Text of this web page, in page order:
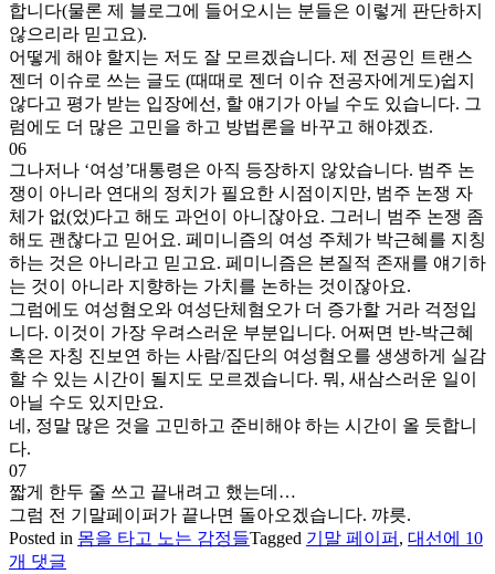
합니다(물론 제 블로그에 들어오시는 분들은 이렇게 판단하지
않으리라 믿고요).
어떻게 해야 할지는 저도 잘 모르겠습니다. 제 전공인 트랜스
젠더 이슈로 쓰는 글도 (때때로 젠더 이슈 전공자에게도)쉽지
않다고 평가 받는 입장에선, 할 얘기가 아닐 수도 있습니다. 그
럼에도 더 많은 고민을 하고 방법론을 바꾸고 해야겠죠.
06
그나저나 ‘여성’대통령은 아직 등장하지 않았습니다. 범주 논
쟁이 아니라 연대의 정치가 필요한 시점이지만, 범주 논쟁 자
체가 없(었)다고 해도 과언이 아니잖아요. 그러니 범주 논쟁 좀
해도 괜찮다고 믿어요. 페미니즘의 여성 주체가 박근혜를 지칭
하는 것은 아니라고 믿고요. 페미니즘은 본질적 존재를 얘기하
는 것이 아니라 지향하는 가치를 논하는 것이잖아요.
그럼에도 여성혐오와 여성단체혐오가 더 증가할 거라 걱정입
니다. 이것이 가장 우려스러운 부분입니다. 어쩌면 반-박근혜
혹은 자칭 진보연 하는 사람/집단의 여성혐오를 생생하게 실감
할 수 있는 시간이 될지도 모르겠습니다. 뭐, 새삼스러운 일이
아닐 수도 있지만요.
네, 정말 많은 것을 고민하고 준비해야 하는 시간이 올 듯합니
다.
07
짧게 한두 줄 쓰고 끝내려고 했는데…
그럼 전 기말페이퍼가 끝나면 돌아오겠습니다. 꺄릇.
Posted in 몸을 타고 노는 감정들Tagged 기말 페이퍼 , 대선 기
에 10
개 댓글